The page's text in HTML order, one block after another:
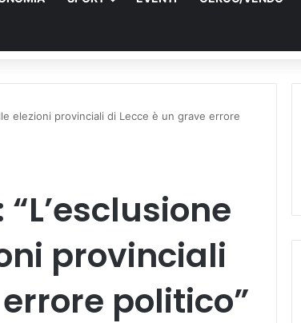
elezioni provinciali di Lecce è un grave errore
provinciali
politico”